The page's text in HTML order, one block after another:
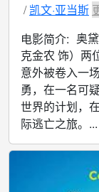
凯文·亚当斯
电影简介: 奥
克金农 饰）两
意外被卷入一
勇，在一名可
世界的计划，
际逃亡之旅。...